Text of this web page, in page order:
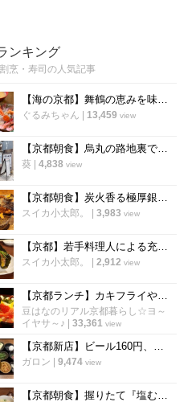
ンキング
烹・寿司の人気記事
【海の京都】舞鶴の恵みを味わう海鮮ランチ♡ 魚屋直営の穴場店 『大六丸』
ぐるみちゃん 13,459 view
【京都朝食】烏丸の路地裏で見つけた！一等米100%使用、絶品のおにぎり専門店
葵 4,838 view
【京都朝食】炭火香る極厚銀鮭と土鍋ご飯に歓喜！四条烏丸の朝食専門店「京都 いとおかし」
スイカ小太郎。 3,983 view
【京都】若手料理人による充実の間借り寿司店！平日夜限定「寿司 寅のや」
スイカ小太郎。 2,912 view
【京都ランチ】カキフライや海鮮丼激ウマ！若狭湾の幸をゆったり堪能「いけす料理卑弥呼」
豆はなのリアル京都暮らし☆ヨ～
イヤサ～♪
33,361 view
【京都新店】ビール160円、ねぎとろ90円！炭焼き干物定食は朝6時から「しんぱち食堂」
ガロン 9,474 view
【京都朝食】握りたて『塩むすび』シンプルイズベスト至高の朝ごはん「羽釜おむすび白々」